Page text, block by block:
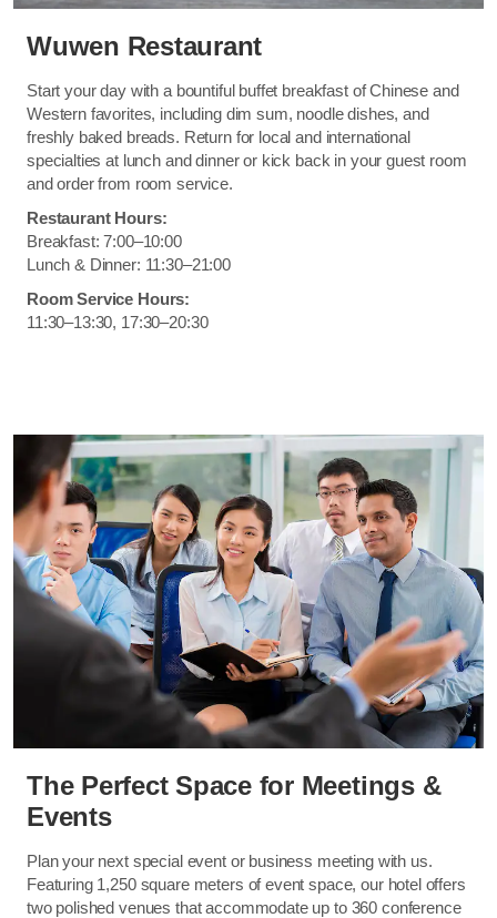
Wuwen Restaurant
Start your day with a bountiful buffet breakfast of Chinese and
Western favorites, including dim sum, noodle dishes, and
freshly baked breads. Return for local and international
specialties at lunch and dinner or kick back in your guest room
and order from room service.
Restaurant Hours:
Breakfast: 7:00–10:00
Lunch & Dinner: 11:30–21:00
Room Service Hours:
11:30–13:30, 17:30–20:30
The Perfect Space for Meetings &
Events
Plan your next special event or business meeting with us.
Featuring 1,250 square meters of event space, our hotel offers
two polished venues that accommodate up to 360 conference